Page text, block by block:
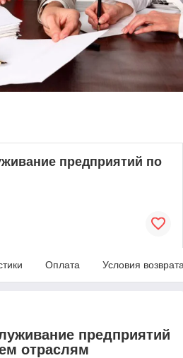
предприятий по
Оплата Условия
предприятий
отраслям